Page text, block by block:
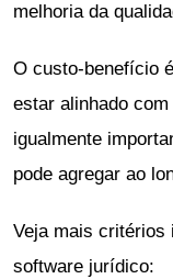
melhoria da
O custo-benefício
estar alinhado
igualmente
pode agregar ao
Veja mais critérios
software jurídico: